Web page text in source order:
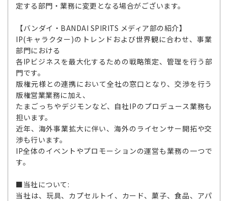
定する部門・業務に変更となる場合がございます。
【バンダイ・BANDAI SPIRITS メディア部の紹介】
IP(キャラクター)のトレンドおよび世界観に合わせ、事業
部門における
各IPビジネスを最大化するための戦略策定、管理を行う部
門です。
版権元様との連携において全社の窓口となり、交渉を行う
版権営業業務に加え、
たまごっちやデジモンなど、自社IPのプロデュース業務も
担います。
近年、海外事業拡大に伴い、海外のライセンサー開拓や交
渉も行います。
IP全体のイベントやプロモーションの運営も業務の一つで
す。
■当社について:
当社は、玩具、カプセルトイ、カード、菓子、食品、アパ